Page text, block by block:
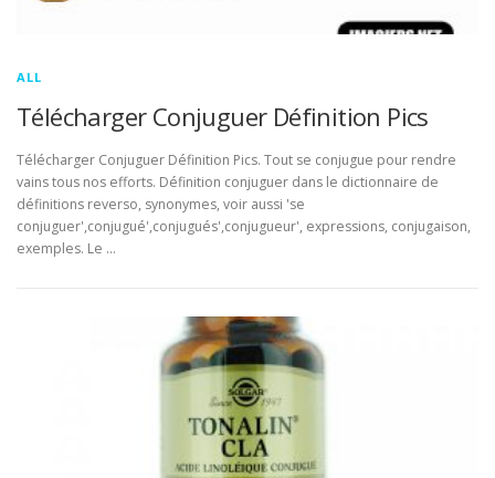
ALL
Télécharger Conjuguer Définition Pics
Télécharger Conjuguer Définition Pics. Tout se conjugue pour rendre
vains tous nos efforts. Définition conjuguer dans le dictionnaire de
définitions reverso, synonymes, voir aussi 'se
conjuguer',conjugué',conjugués',conjugueur', expressions, conjugaison,
exemples. Le …